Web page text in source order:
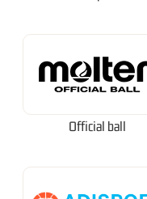
Official ball